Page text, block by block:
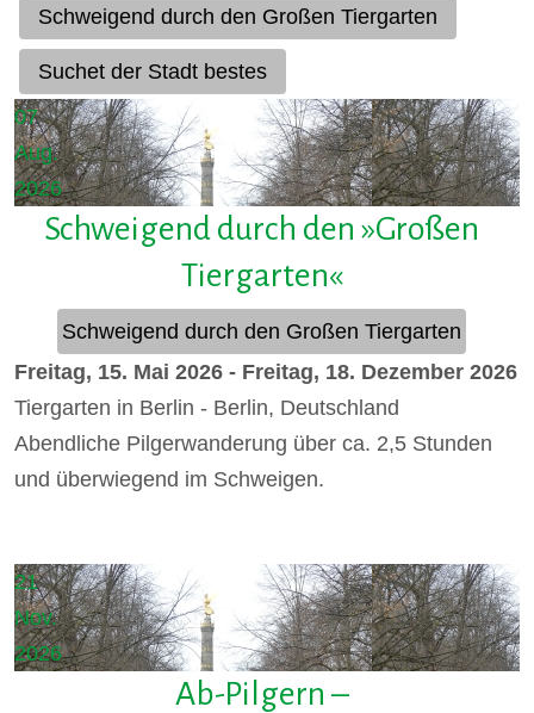
Schweigend durch den Großen Tiergarten
Suchet der Stadt bestes
07
Aug.
2026
Schweigend durch den »Großen
Tiergarten«
Schweigend durch den Großen Tiergarten
Freitag, 15. Mai 2026 - Freitag, 18. Dezember 2026
Tiergarten in Berlin - Berlin, Deutschland
Abendliche Pilgerwanderung über ca. 2,5 Stunden
und überwiegend im Schweigen.
21
Nov.
2026
Ab-Pilgern –